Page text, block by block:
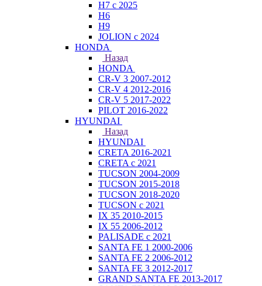
H7 с 2025
H6
H9
JOLION с 2024
HONDA
Назад
HONDA
CR-V 3 2007-2012
CR-V 4 2012-2016
CR-V 5 2017-2022
PILOT 2016-2022
HYUNDAI
Назад
HYUNDAI
CRETA 2016-2021
CRETA с 2021
TUCSON 2004-2009
TUCSON 2015-2018
TUCSON 2018-2020
TUCSON с 2021
IX 35 2010-2015
IX 55 2006-2012
PALISADE с 2021
SANTA FE 1 2000-2006
SANTA FE 2 2006-2012
SANTA FE 3 2012-2017
GRAND SANTA FE 2013-2017